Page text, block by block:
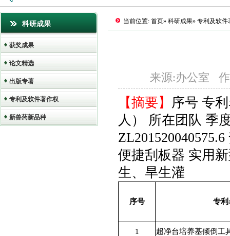
科研成果
获奖成果
论文精选
出版专著
专利及软件著作权
新兽药新品种
当前位置: 首页» 科研成果» 专利及软件
来源:办公室 作
【摘要】 序号 专
人） 所在团队 季
便捷刮板器 实用新
生、旱生灌
序号 专利
1 超净台培养基倾倒工